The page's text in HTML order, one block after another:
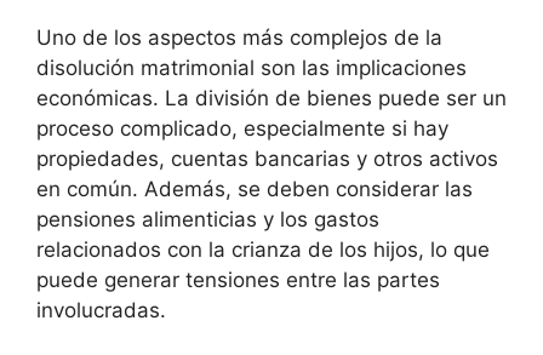
Uno de los aspectos más complejos de la
disolución matrimonial son las implicaciones
económicas. La división de bienes puede ser un
proceso complicado, especialmente si hay
propiedades, cuentas bancarias y otros activos
en común. Además, se deben considerar las
pensiones alimenticias y los gastos
relacionados con la crianza de los hijos, lo que
puede generar tensiones entre las partes
involucradas.